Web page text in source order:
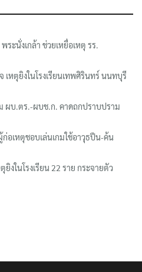
ระนั่งเกล้า ช่วยเหยื่อเหตุ รร.
เหตุยิงในโรงเรียนเทพศิรินทร์ นนทบุรี
ผบ.ตร.-ผบช.ก. คาดถกปราบปราม
อเหตุชอบเล่นเกมใช้อาวุธปืน-ค้น
งในโรงเรียน 22 ราย กระจายตัว